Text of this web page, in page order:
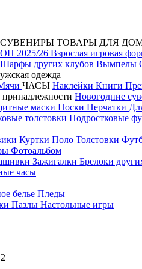
СУВЕНИРЫ ТОВАРЫ ДЛЯ
2025/26 Взрослая игровая
Шарфы других клубов Вымпелы
одежда
ЧАСЫ Наклейки Книги
Новогодние
маски Носки Перчатки
толстовки Подростковые
Куртки Поло Толстовки
Фотоальбом
Зажигалки Брелоки
часы
белье Пледы
Пазлы Настольные игры